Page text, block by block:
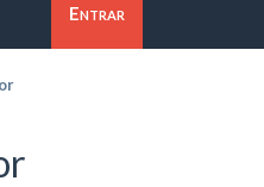
Entrar